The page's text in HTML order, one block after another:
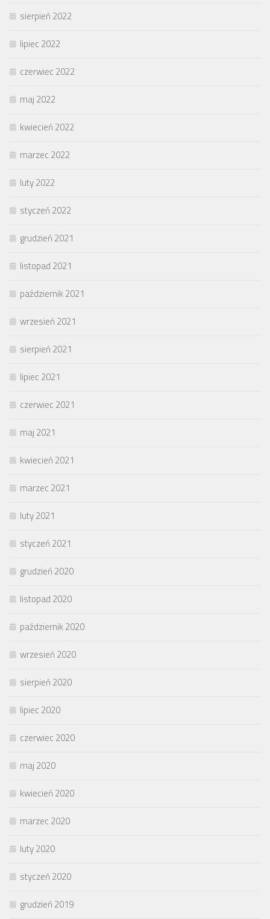
sierpień 2022
lipiec 2022
czerwiec 2022
maj 2022
kwiecień 2022
marzec 2022
luty 2022
styczeń 2022
grudzień 2021
listopad 2021
październik 2021
wrzesień 2021
sierpień 2021
lipiec 2021
czerwiec 2021
maj 2021
kwiecień 2021
marzec 2021
luty 2021
styczeń 2021
grudzień 2020
listopad 2020
październik 2020
wrzesień 2020
sierpień 2020
lipiec 2020
czerwiec 2020
maj 2020
kwiecień 2020
marzec 2020
luty 2020
styczeń 2020
grudzień 2019